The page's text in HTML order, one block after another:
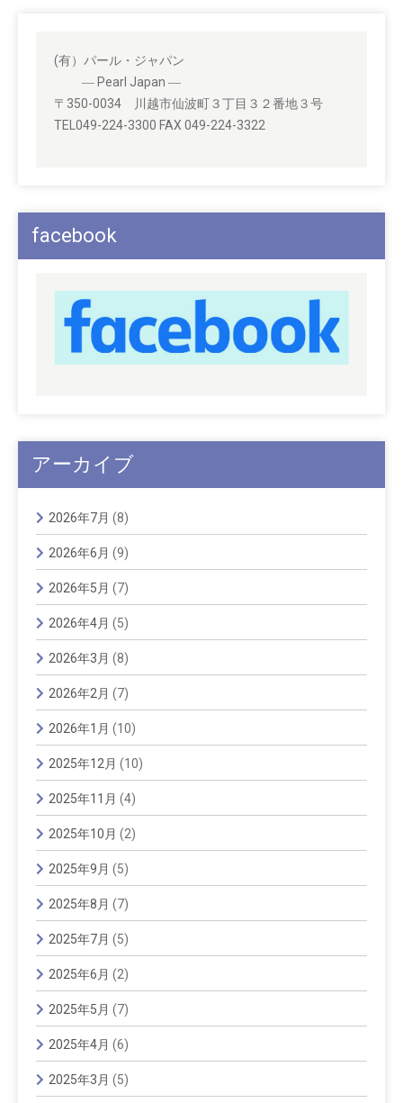
(有）パール・ジャパン
― Pearl Japan ―
〒350-0034 川越市仙波町３丁目３２番地３号
TEL049-224-3300 FAX 049-224-3322
facebook
アーカイブ
2026年7月 (8)
2026年6月 (9)
2026年5月 (7)
2026年4月 (5)
2026年3月 (8)
2026年2月 (7)
2026年1月 (10)
2025年12月 (10)
2025年11月 (4)
2025年10月 (2)
2025年9月 (5)
2025年8月 (7)
2025年7月 (5)
2025年6月 (2)
2025年5月 (7)
2025年4月 (6)
2025年3月 (5)